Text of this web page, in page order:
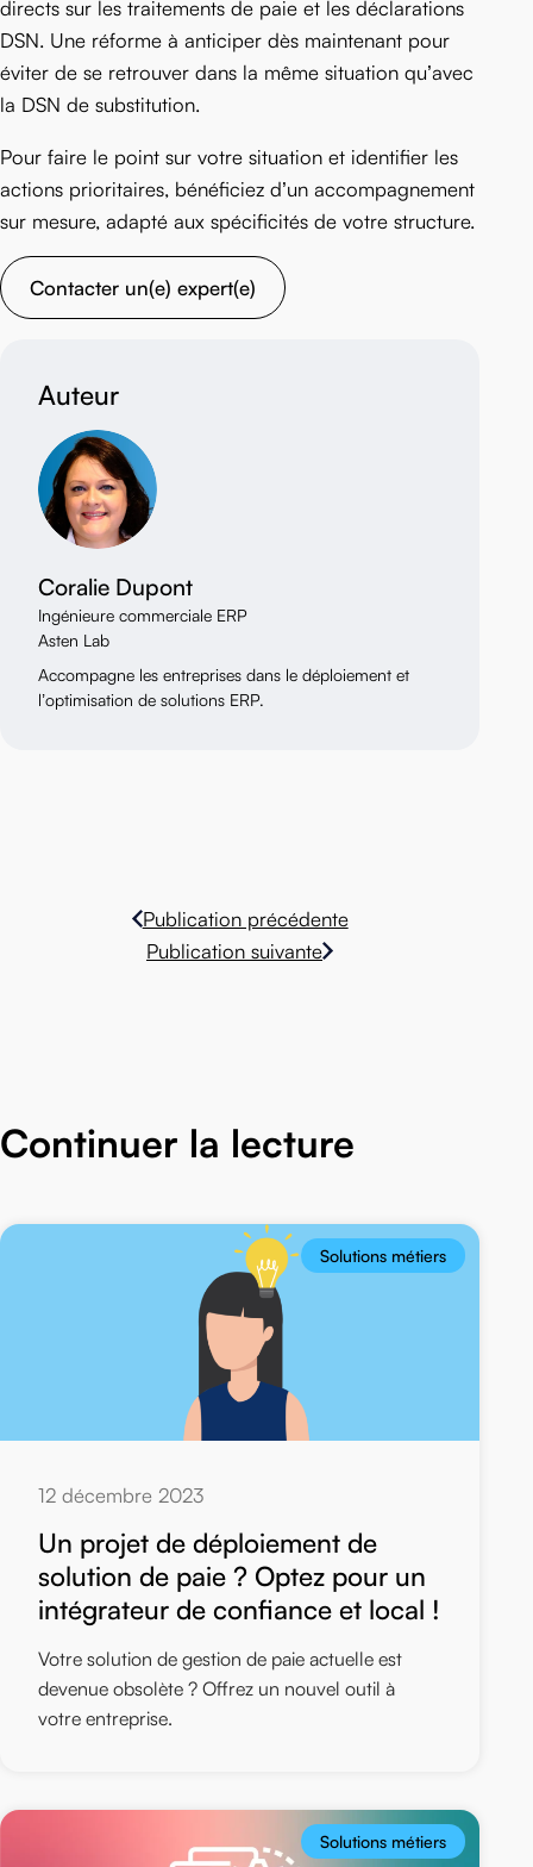
directs sur les traitements de paie et les déclarations
DSN. Une réforme à anticiper dès maintenant pour
éviter de se retrouver dans la même situation qu’avec
la DSN de substitution.
Pour faire le point sur votre situation et identifier les
actions prioritaires, bénéficiez d’un accompagnement
sur mesure, adapté aux spécificités de votre structure.
Contacter un(e) expert(e)
Auteur
Coralie Dupont
Ingénieure commerciale ERP
Asten Lab
Accompagne les entreprises dans le déploiement et
l’optimisation de solutions ERP.
Publication précédente
Publication suivante
Continuer la lecture
Solutions métiers
12 décembre 2023
Un projet de déploiement de
solution de paie ? Optez pour un
intégrateur de confiance et local !
Votre solution de gestion de paie actuelle est
devenue obsolète ? Offrez un nouvel outil à
votre entreprise.
Solutions métiers